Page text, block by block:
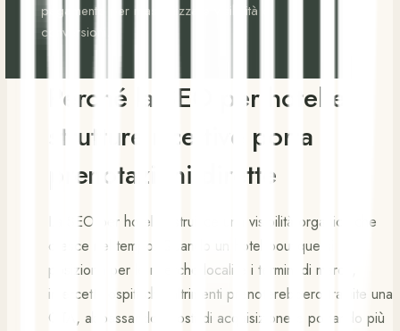
pagamento per massimizzare visibilità e
conversioni.
Perché la SEO per hotel e
strutture ricettive porta
prenotazioni dirette
La SEO per hotel costruisce una visibilità organica che
cresce nel tempo. Quando un hotel boutique si
posiziona per le ricerche locali e i termini di marca,
intercetta ospiti che altrimenti prenoterebbero tramite una
OTA, abbassando i costi di acquisizione e portando più